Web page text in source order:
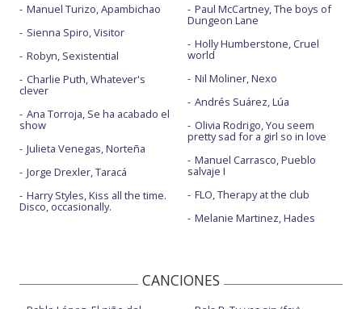
Manuel Turizo, Apambichao
Sienna Spiro, Visitor
Robyn, Sexistential
Charlie Puth, Whatever's
clever
Ana Torroja, Se ha acabado el
show
Julieta Venegas, Norteña
Jorge Drexler, Taracá
Harry Styles, Kiss all the time.
Disco, occasionally.
Paul McCartney, The boys of
Dungeon Lane
Holly Humberstone, Cruel
world
Nil Moliner, Nexo
Andrés Suárez, Lúa
Olivia Rodrigo, You seem
pretty sad for a girl so in love
Manuel Carrasco, Pueblo
salvaje I
FLO, Therapy at the club
Melanie Martinez, Hades
CANCIONES